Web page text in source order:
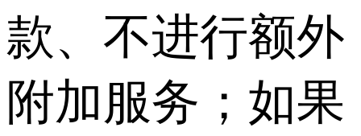
款、不进行额外
附加服务；如果